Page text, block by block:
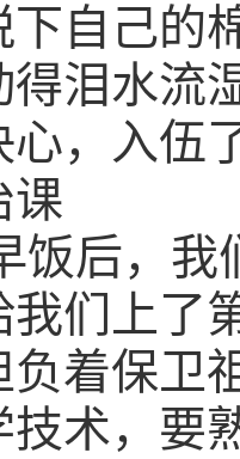
下自己的
得泪水流
心，入伍
课
后，我
我们上了
负着保卫
技术，要